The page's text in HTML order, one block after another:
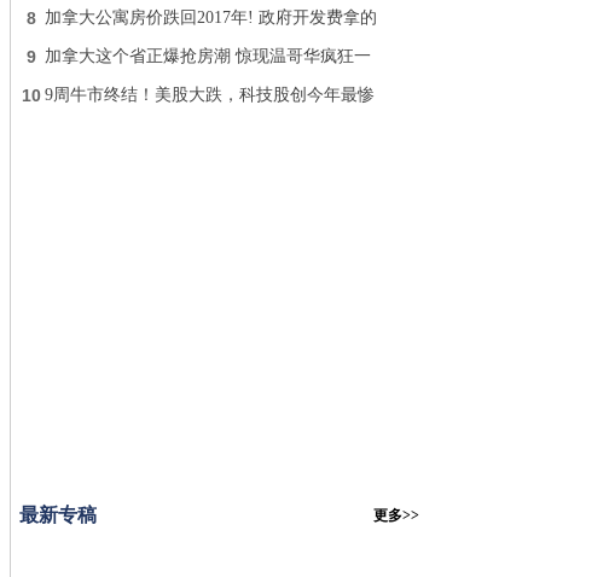
8 加拿大公寓房价跌回2017年! 政府开发费拿的
9 加拿大这个省正爆抢房潮 惊现温哥华疯狂一
10 9周牛市终结！美股大跌，科技股创今年最惨
最新专稿 更多>>